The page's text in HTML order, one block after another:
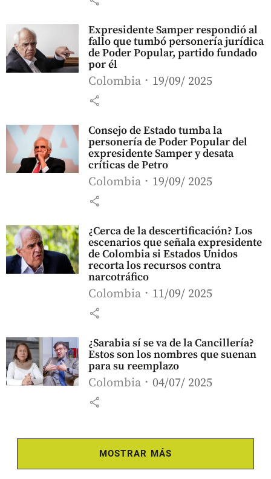
Expresidente Samper respondió al
fallo que tumbó personería jurídica
de Poder Popular, partido fundado
por él
Colombia 19/09/ 2025
share
Consejo de Estado tumba la
personería de Poder Popular del
expresidente Samper y desata
críticas de Petro
Colombia 19/09/ 2025
share
¿Cerca de la descertificación? Los
escenarios que señala expresidente
de Colombia si Estados Unidos
recorta los recursos contra
narcotráfico
Colombia 11/09/ 2025
share
¿Sarabia sí se va de la Cancillería?
Estos son los nombres que suenan
para su reemplazo
Colombia 04/07/ 2025
share
MOSTRAR MÁS